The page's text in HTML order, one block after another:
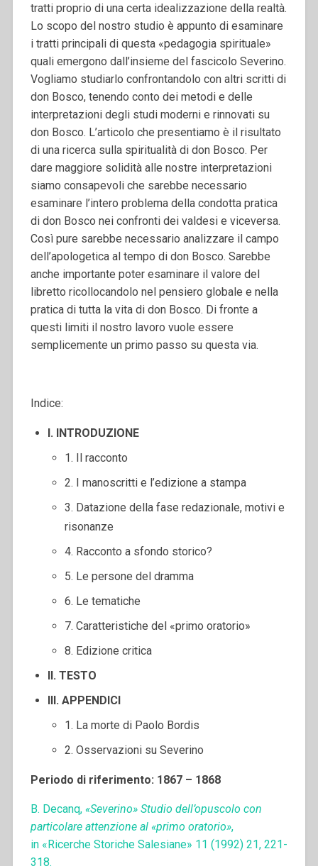
tratti proprio di una certa idealizzazione della realtà.
Lo scopo del nostro studio è appunto di esaminare
i tratti principali di questa «pedagogia spirituale»
quali emergono dall’insieme del fascicolo Severino.
Vogliamo studiarlo confrontandolo con altri scritti di
don Bosco, tenendo conto dei metodi e delle
interpretazioni degli studi moderni e rinnovati su
don Bosco. L’articolo che presentiamo è il risultato
di una ricerca sulla spiritualità di don Bosco. Per
dare maggiore solidità alle nostre interpretazioni
siamo consapevoli che sarebbe necessario
esaminare l’intero problema della condotta pratica
di don Bosco nei confronti dei valdesi e viceversa.
Così pure sarebbe necessario analizzare il campo
dell’apologetica al tempo di don Bosco. Sarebbe
anche importante poter esaminare il valore del
libretto ricollocandolo nel pensiero globale e nella
pratica di tutta la vita di don Bosco. Di fronte a
questi limiti il nostro lavoro vuole essere
semplicemente un primo passo su questa via.
Indice:
I. INTRODUZIONE
1. Il racconto
2. I manoscritti e l’edizione a stampa
3. Datazione della fase redazionale, motivi e
risonanze
4. Racconto a sfondo storico?
5. Le persone del dramma
6. Le tematiche
7. Caratteristiche del «primo oratorio»
8. Edizione critica
II. TESTO
III. APPENDICI
1. La morte di Paolo Bordis
2. Osservazioni su Severino
Periodo di riferimento: 1867 – 1868
B. Decanq, «Severino» Studio dell’opuscolo con
particolare attenzione al «primo oratorio»,
in «Ricerche Storiche Salesiane» 11 (1992) 21, 221-
318.